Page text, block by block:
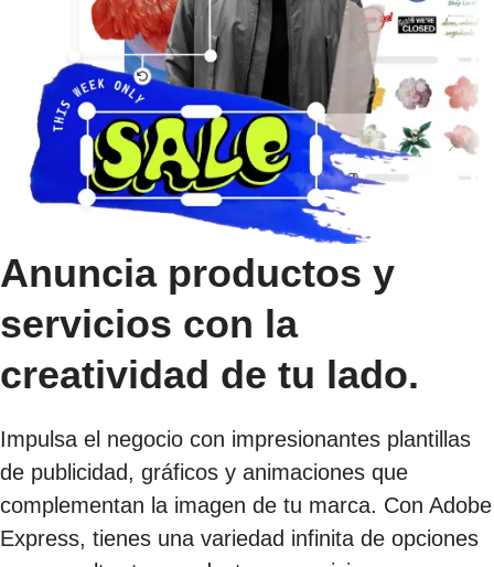
Anuncia productos y
servicios con la
creatividad de tu lado.
Impulsa el negocio con impresionantes plantillas
de publicidad, gráficos y animaciones que
complementan la imagen de tu marca. Con Adobe
Express, tienes una variedad infinita de opciones